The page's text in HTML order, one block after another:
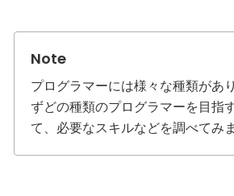
プログラマーには様々な種類があ
ずどの種類のプログラマーを目指
て、必要なスキルなどを調べてみ